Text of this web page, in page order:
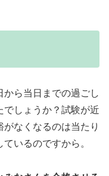
から当日までの過ごし
しょうか？試験が近
なくなるのは当たり
いるのですから。